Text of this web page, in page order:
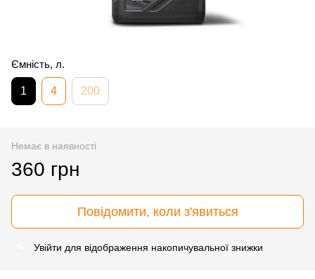
Ємність, л.
1 4 200
Немає в наявності
360 грн
Повідомити, коли з'явиться
Увійти для відображення накопичувальної знижки